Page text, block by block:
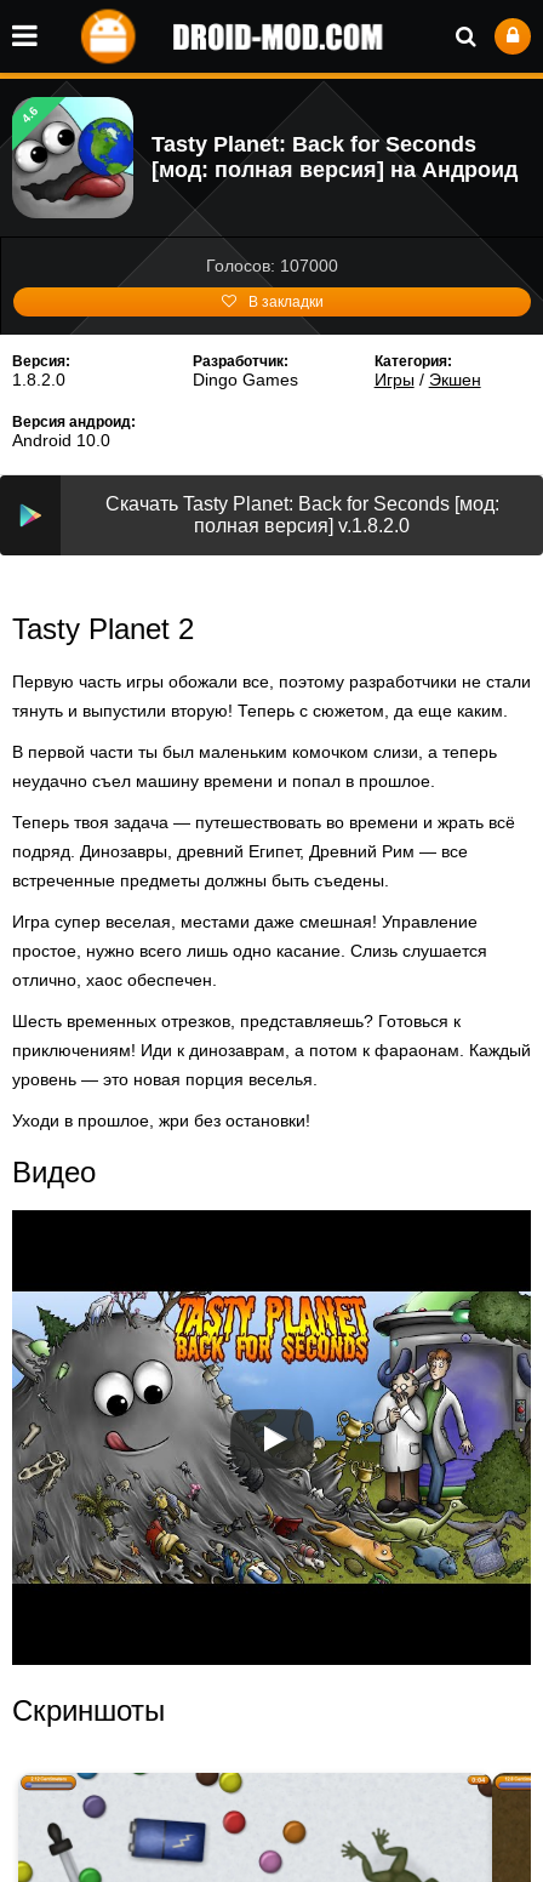
4.6
Tasty Planet: Back for Seconds
[мод: полная версия] на Андроид
Голосов: 107000
В закладки
Версия:
1.8.2.0
Разработчик:
Dingo Games
Категория:
Игры/ Экшен
Версия андроид:
Android 10.0
Скачать Tasty Planet: Back for Seconds [мод:
полная версия] v.1.8.2.0
Tasty Planet 2
Первую часть игры обожали все, поэтому разработчики не стали
тянуть и выпустили вторую! Теперь с сюжетом, да еще каким.
В первой части ты был маленьким комочком слизи, а теперь
неудачно съел машину времени и попал в прошлое.
Теперь твоя задача — путешествовать во времени и жрать всё
подряд. Динозавры, древний Египет, Древний Рим — все
встреченные предметы должны быть съедены.
Игра супер веселая, местами даже смешная! Управление
простое, нужно всего лишь одно касание. Слизь слушается
отлично, хаос обеспечен.
Шесть временных отрезков, представляешь? Готовься к
приключениям! Иди к динозаврам, а потом к фараонам. Каждый
уровень — это новая порция веселья.
Уходи в прошлое, жри без остановки!
Видео
Скриншоты